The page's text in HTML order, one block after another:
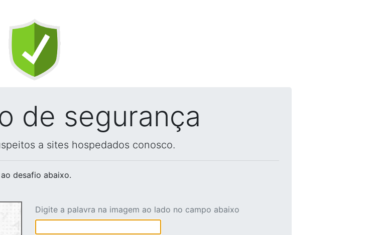
de segurança
a sites hospedados conosco.
desafio abaixo.
Digite a palavra na imagem ao lado no campo abaixo